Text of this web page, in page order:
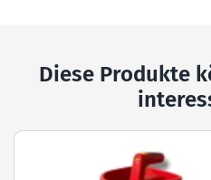
Diese Produkte